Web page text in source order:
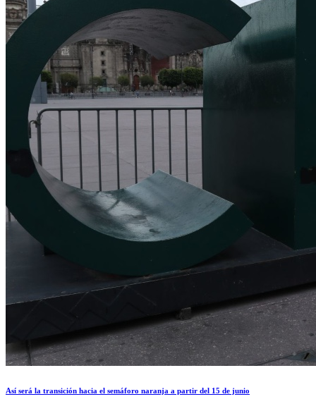
Así será la transición hacia el semáforo naranja a partir del 15 de junio